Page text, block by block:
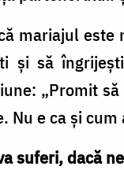
mariajul este
şi să
„Promit
Nu e ca şi
suferi, dacă